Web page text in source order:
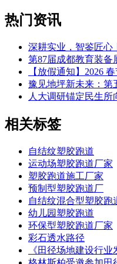
热门资讯
深耕实业，智鉴匠心
第87届成都教育装备
【放假通知】2026
豫见地坪新未来：第
人大调研锚定民生所
相关标签
自结纹塑胶跑道
运动场塑胶跑道厂家
塑胶跑道施工厂家
预制型塑胶跑道厂
自结纹混合型塑胶跑
幼儿园塑胶跑道
环保型塑胶跑道厂家
彩石透水路径
《田径场地建设行业